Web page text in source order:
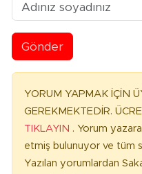
Gönder
YORUM YAPMAK İÇİN
GEREKMEKTEDİR.
TIKLAYIN . Yorum
etmiş bulunuyor ve tüm
Yazılan yorumlardan